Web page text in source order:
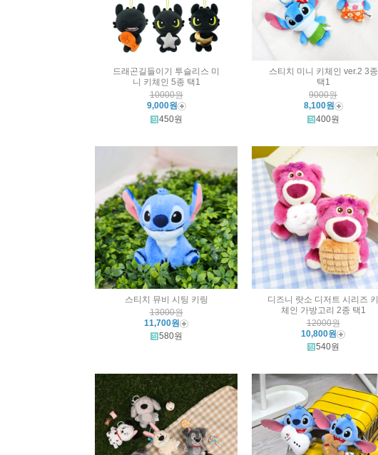
드래곤길들이기 투슬리스 미
니 키체인 5종 택1
10000원
9,000원
450원
스티치 미니 키체인 ver.2 3종
택1
9000원
8,100원
400원
스티치 뮤비 시팅 키링
13000원
11,700원
580원
디즈니 랏소 디저트 시리즈 키
체인 가방고리 2종 택1
12000원
10,800원
540원